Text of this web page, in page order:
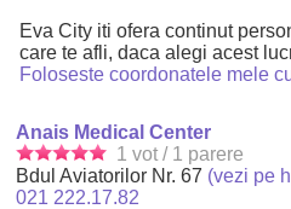
Eva City iti ofera continut
care te afli, daca alegi acest
Foloseste coordonatele mele
Anais Medical Center
1 vot / 1 parere
Bdul Aviatorilor Nr. 67 (vezi pe
021 222.17.82